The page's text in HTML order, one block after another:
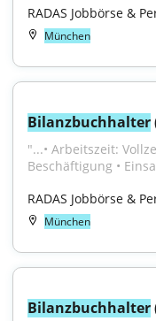
RADAS Jobbörse &
München
Bilanzbuchhalter
"...• Arbeitszeit:
Beschäftigung •
RADAS Jobbörse &
München
Bilanzbuchhalter